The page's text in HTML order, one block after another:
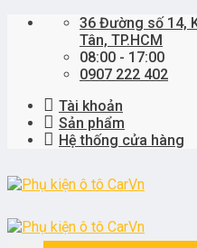
Skip
36 Đường số 14,
Tân, TP.HCM
08:00 - 17:00
0907 222 402
Tài khoản
Sản phẩm
Hệ thống cửa hàng